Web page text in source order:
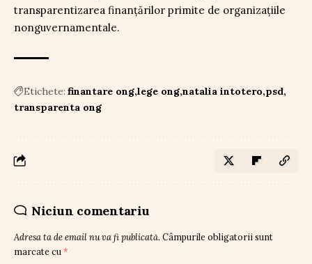
transparentizarea finanțărilor primite de organizațiile
nonguvernamentale.
Etichete: finantare ong lege ong natalia intotero psd
transparenta ong
Niciun comentariu
Adresa ta de email nu va fi publicată. Câmpurile obligatorii sunt
marcate cu *